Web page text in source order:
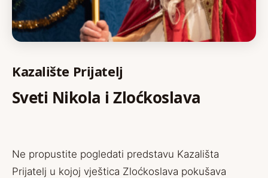
Kazalište Prijatelj
Sveti Nikola i Zloćkoslava
Ne propustite pogledati predstavu Kazališta
Prijatelj u kojoj vještica Zloćkoslava pokušava